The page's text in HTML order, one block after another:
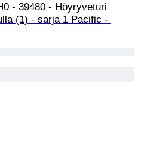
- 39480 - Höyryveturi
(1) - sarja 1 Pacific -